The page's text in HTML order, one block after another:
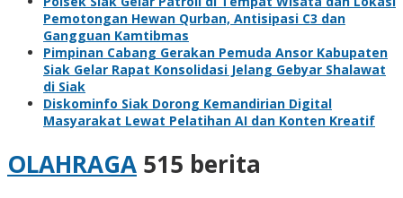
Pemotongan Hewan Qurban, Antisipasi C3 dan
Gangguan Kamtibmas
Pimpinan Cabang Gerakan Pemuda Ansor Kabupaten
Siak Gelar Rapat Konsolidasi Jelang Gebyar Shalawat
di Siak
Diskominfo Siak Dorong Kemandirian Digital
Masyarakat Lewat Pelatihan AI dan Konten Kreatif
OLAHRAGA 515 berita